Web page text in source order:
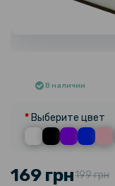
В наличии
Выберите цвет
169 грн199 грн